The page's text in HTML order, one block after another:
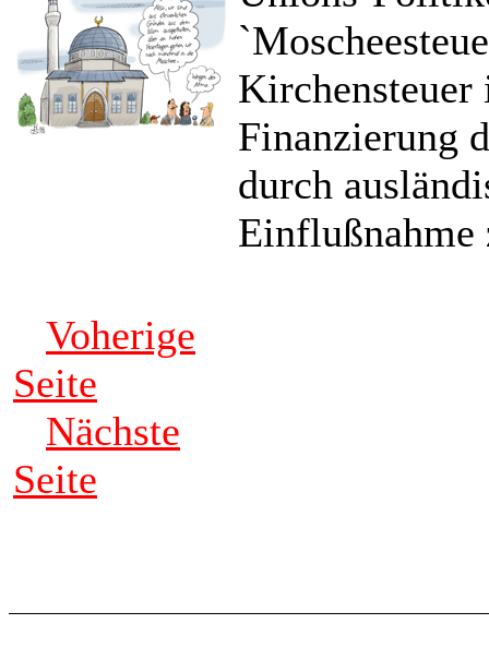
Kirchensteuer
Finanzierung
durch
Einflußnahme
Voherige
Seite
Nächste
Seite